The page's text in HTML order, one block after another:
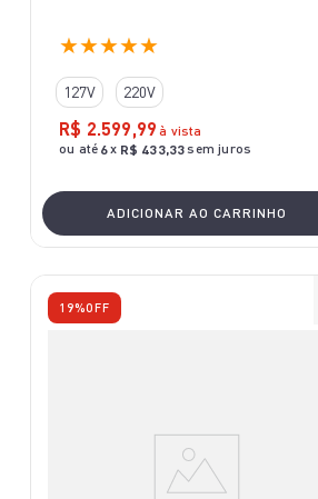
★★★★★
127V 220V
R$ 2.599,99 à vista
ou até 6x R$ 433,33sem juros
ADICIONAR AO CARRINHO
19%OFF